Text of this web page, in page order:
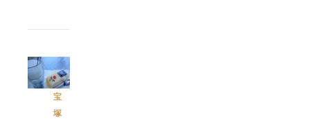
宝
塚